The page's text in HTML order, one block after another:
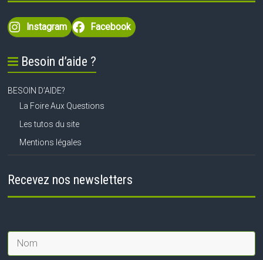
Instagram Facebook
Besoin d’aide ?
BESOIN D’AIDE?
La Foire Aux Questions
Les tutos du site
Mentions légales
Recevez nos newsletters